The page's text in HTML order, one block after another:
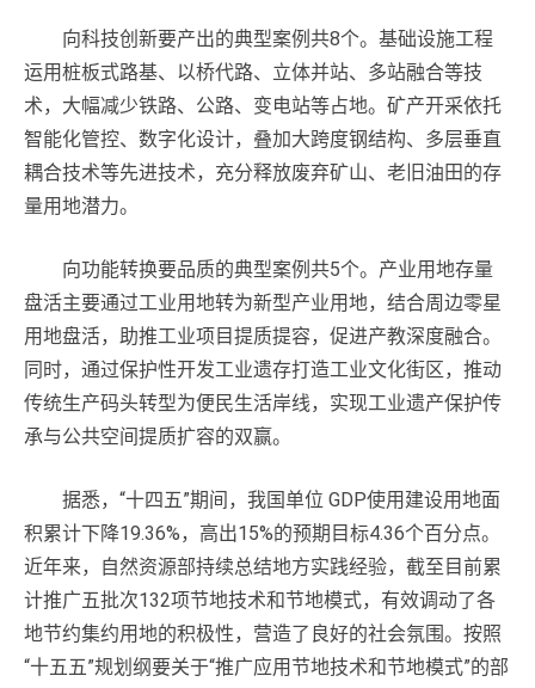
向科技创新要产出的典型案例共8个。基础设施工程
运用桩板式路基、以桥代路、立体并站、多站融合等技
术，大幅减少铁路、公路、变电站等占地。矿产开采依托
智能化管控、数字化设计，叠加大跨度钢结构、多层垂直
耦合技术等先进技术，充分释放废弃矿山、老旧油田的存
量用地潜力。
向功能转换要品质的典型案例共5个。产业用地存量
盘活主要通过工业用地转为新型产业用地，结合周边零星
用地盘活，助推工业项目提质提容，促进产教深度融合。
同时，通过保护性开发工业遗存打造工业文化街区，推动
传统生产码头转型为便民生活岸线，实现工业遗产保护传
承与公共空间提质扩容的双赢。
据悉，“十四五”期间，我国单位 GDP使用建设用地面
积累计下降19.36%，高出15%的预期目标4.36个百分点。
近年来，自然资源部持续总结地方实践经验，截至目前累
计推广五批次132项节地技术和节地模式，有效调动了各
地节约集约用地的积极性，营造了良好的社会氛围。按照
“十五五”规划纲要关于“推广应用节地技术和节地模式”的部